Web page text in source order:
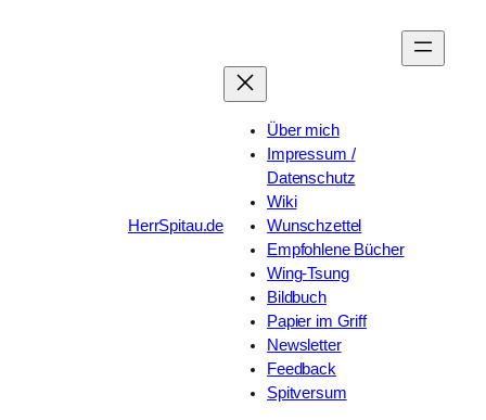
HerrSpitau.de
Über mich
Impressum /
Datenschutz
Wiki
Wunschzettel
Empfohlene Bücher
Wing-Tsung
Bildbuch
Papier im Griff
Newsletter
Feedback
Spitversum